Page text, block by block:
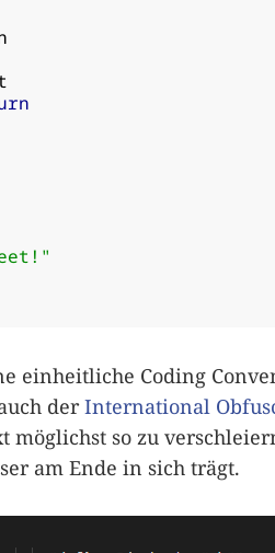
einheitliche Coding
derInternational
möglichst so zu
am Ende in sich trägt.